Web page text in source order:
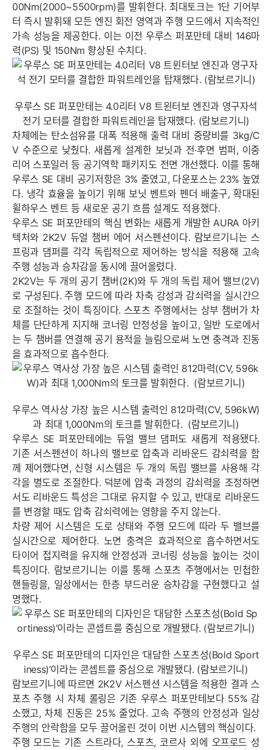
00Nm(2000~5500rpm)를 발휘한다. 최대토크는 1단 기어부
터 즉시 발휘돼 모든 엔진 회전 영역과 주행 모드에서 지속적인
가속 성능을 제공한다. 이는 이전 우루스 퍼포만테 대비 146마
력(PS) 및 150Nm 향상된 수치다.
우루스 SE 퍼포만테는 4.0리터 V8 트윈터보 엔진과 영구자석
전기 모터를 결합한 파워트레인을 탑재했다. (람보르기니)
차체에는 탄소섬유를 대폭 적용해 출력 대비 중량비를 3kg/C
V 수준으로 낮췄다. 새롭게 설계한 보닛과 전·후면 범퍼, 이중
리어 스포일러 등 공기역학 패키지도 전면 개선했다. 이를 통해
우루스 SE 대비 공기저항은 3% 줄였고, 다운포스는 23% 높였
다. 냉각 효율을 높이기 위해 보닛 벤트와 펜더 배출구, 확대된
휠하우스 벤트 등 새로운 공기 흐름 설계도 적용했다.
우루스 SE 퍼포만테의 핵심 변화는 새롭게 개발한 AURA 아키
텍처와 2K2V 듀얼 챔버 에어 서스펜션이다. 람보르기니는 스
프링과 댐퍼를 각각 독립적으로 제어하는 방식을 적용해 고속
주행 성능과 승차감을 동시에 끌어올렸다.
2K2V는 두 개의 공기 챔버(2K)와 두 개의 독립 제어 밸브(2V)
로 구성된다. 주행 모드에 따라 차축 강성과 감쇠력을 실시간으
로 조절하는 것이 특징이다. 스포츠 주행에서는 상부 챔버가 차
체를 단단하게 지지해 코너링 안정성을 높이고, 일반 도로에서
는 두 챔버를 연결해 공기 용적을 늘림으로써 노면 충격과 진동
을 효과적으로 흡수한다.
우루스 역사상 가장 높은 시스템 출력인 812마력(CV, 596kW)
과 최대 1,000Nm의 토크를 발휘한다. (람보르기니)
우루스 SE 퍼포만테에는 듀얼 밸브 댐퍼도 새롭게 적용됐다.
기존 서스펜션이 하나의 밸브로 압축과 리바운드 감쇠력을 함
께 제어했다면, 신형 시스템은 두 개의 독립 밸브를 사용해 각
각을 별도로 조절한다. 덕분에 압축 과정의 감쇠력을 조정하면
서도 리바운드 특성은 그대로 유지할 수 있고, 반대로 리바운드
를 변경할 때도 압축 감쇠력에는 영향을 주지 않는다.
차량 제어 시스템은 도로 상태와 주행 모드에 따라 두 밸브를
실시간으로 제어한다. 노면 충격은 효과적으로 흡수하면서도
타이어 접지력을 유지해 안정성과 코너링 성능을 높이는 것이
특징이다. 람보르기니는 이를 통해 스포츠 주행에서는 민첩한
핸들링을, 일상에서는 한층 부드러운 승차감을 구현했다고 설
명했다.
우루스 SE 퍼포만테의 디자인은 ‘대담한 스포츠성(Bold Sport
iness)’이라는 콘셉트를 중심으로 개발됐다. (람보르기니)
람보르기니에 따르면 2K2V 서스펜션 시스템을 적용한 결과 스
포츠 주행 시 차체 롤링은 기존 우루스 퍼포만테보다 55% 감
소했고, 차체 진동은 25% 줄었다. 고속 주행의 안정성과 일상
주행의 안락함을 모두 끌어올린 것이 이번 시스템의 핵심이다.
주행 모드는 기존 스트라다, 스포츠, 코르사 외에 오프로드 성